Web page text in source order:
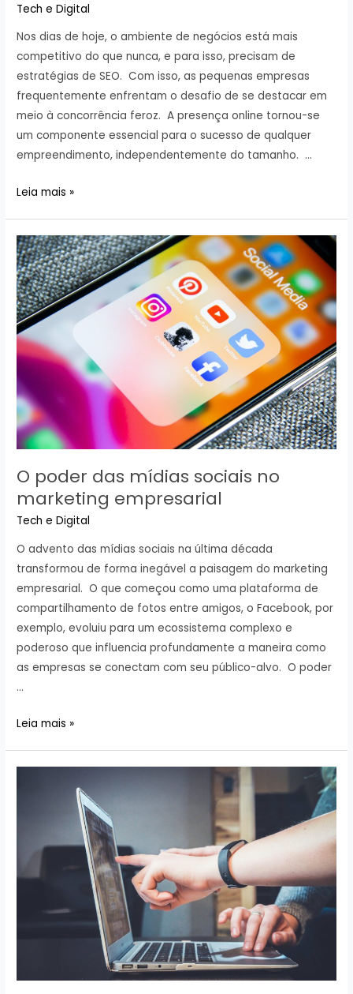
Tech e Digital
Nos dias de hoje, o ambiente de negócios está mais
competitivo do que nunca, e para isso, precisam de
estratégias de SEO. Com isso, as pequenas empresas
frequentemente enfrentam o desafio de se destacar em
meio à concorrência feroz. A presença online tornou-se
um componente essencial para o sucesso de qualquer
empreendimento, independentemente do tamanho. …
Estratégias
para
pequenas
empresas:
Como
se
destacar
Leia mais »
O poder das mídias sociais no
marketing empresarial
Tech e Digital
O advento das mídias sociais na última década
transformou de forma inegável a paisagem do marketing
empresarial. O que começou como uma plataforma de
compartilhamento de fotos entre amigos, o Facebook, por
exemplo, evoluiu para um ecossistema complexo e
poderoso que influencia profundamente a maneira como
as empresas se conectam com seu público-alvo. O poder
…
O
marketing
Leia mais »